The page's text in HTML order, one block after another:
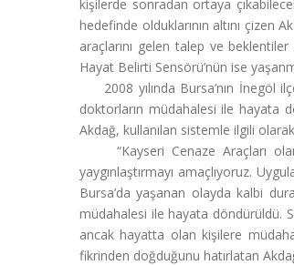
kişilerde sonradan ortaya
hedefinde olduklarının altını
araçlarını gelen talep ve
Hayat Belirti Sensörü’nün ise
2008 yılında Bursa’nın İnegöl
doktorların müdahalesi ile hayata
Akdağ, kullanılan sistemle ilgili
“Kayseri Cenaze Araçları
yaygınlaştırmayı amaçlıyoruz.
Bursa’da yaşanan olayda kalbi
müdahalesi ile hayata döndürüldü.
ancak hayatta olan kişilere
fikrinden doğduğunu hatırlatan